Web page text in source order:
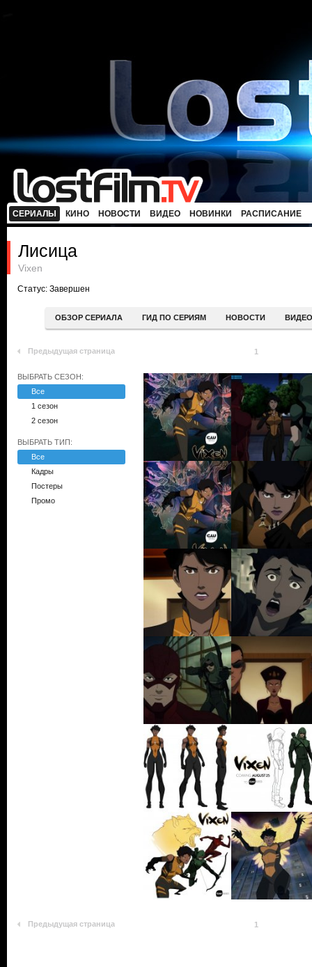
СЕРИАЛЫ КИНО НОВОСТИ ВИДЕО НОВИНКИ РАСПИСАНИЕ
Лисица
Vixen
Статус: Завершен
ОБЗОР СЕРИАЛА ГИД ПО СЕРИЯМ НОВОСТИ ВИДЕО
Предыдущая страница 1
ВЫБРАТЬ СЕЗОН:
Все
1 сезон
2 сезон
ВЫБРАТЬ ТИП:
Все
Кадры
Постеры
Промо
Предыдущая страница 1